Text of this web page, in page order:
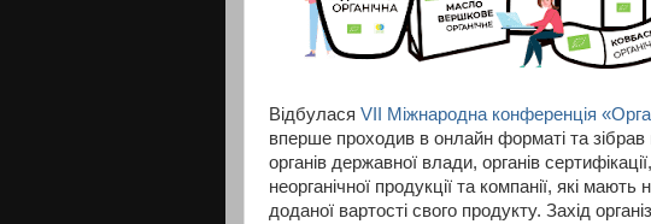
Відбулася VII Міжнародна конференція
вперше проходив в онлайн форматі та
органів державної влади, органів
неорганічної продукції та компанії, які
доданої вартості свого продукту. Захід